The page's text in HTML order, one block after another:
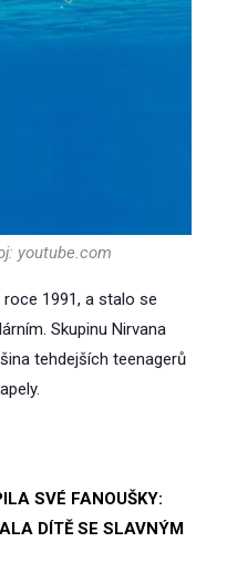
youtube.com
1991, a stalo se
Skupinu Nirvana
tehdejších teenagerů
SVÉ FANOUŠKY:
DÍTĚ SE SLAVNÝM